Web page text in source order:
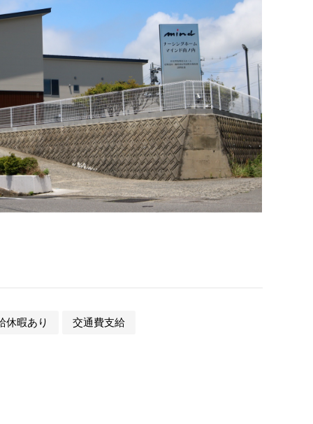
休暇あり 交通費支給